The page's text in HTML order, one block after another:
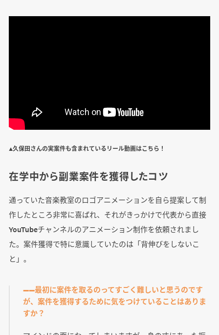
▲久保田さんの実案件も含まれているリール動画はこちら！
在学中から副業案件を獲得したコツ
通っていた音楽教室のロゴアニメーションを自ら提案して制
作したところ非常に喜ばれ、それがきっかけで代表から直接
YouTubeチャンネルのアニメーション制作を依頼されまし
た。案件獲得で特に意識していたのは「背伸びをしないこ
と」。
――最初に案件を取るのってすごく難しいと思うのです
が、案件を獲得するために気をつけていることはありま
すか？